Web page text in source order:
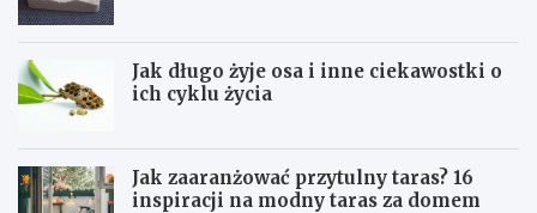
Jak długo żyje osa i inne ciekawostki o
ich cyklu życia
Jak zaaranżować przytulny taras? 16
inspiracji na modny taras za domem